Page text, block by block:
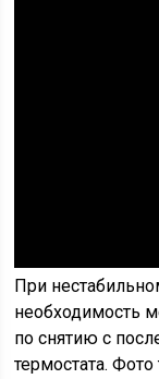
При
необходимость
по снятию с
термостата.